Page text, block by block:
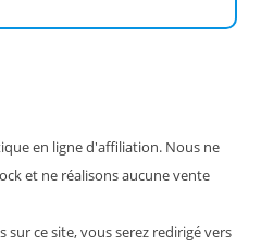
en ligne d'affiliation. Nous ne
et ne réalisons aucune vente
sur ce site, vous serez redirigé vers